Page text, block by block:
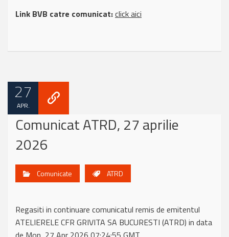
Link BVB catre comunicat:click aici
27
APR.
Comunicat ATRD, 27 aprilie
2026
Comunicate ATRD
Regasiti in continuare comunicatul remis de emitentul
ATELIERELE CFR GRIVITA SA BUCURESTI (ATRD) in data